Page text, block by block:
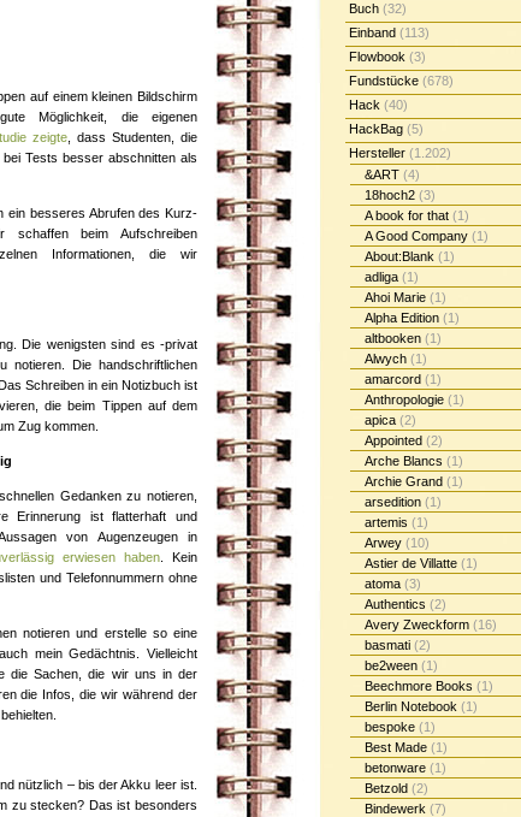
auf einem kleinen Bildschirm
Möglichkeit, die eigenen
zeigte , dass Studenten, die
Tests besser abschnitten als
ein besseres Abrufen des Kurz-
schaffen beim Aufschreiben
Informationen, die wir
Die wenigsten sind es -privat
notieren. Die handschriftlichen
Schreiben in ein Notizbuch ist
die beim Tippen auf dem
Zug kommen.
Gedanken zu notieren,
Erinnerung ist flatterhaft und
von Augenzeugen in
erwiesen haben . Kein
und Telefonnummern ohne
notieren und erstelle so eine
mein Gedächtnis. Vielleicht
die Sachen, die wir uns in der
die Infos, die wir während der
nützlich – bis der Akku leer ist.
zu stecken? Das ist besonders
Buch (32)
Einband (113)
Flowbook (3)
Fundstücke (678)
Hack (40)
HackBag (5)
Hersteller (1.202)
&ART (4)
18hoch2 (3)
A book for that (1)
A Good Company (1)
About:Blank (1)
adliga (1)
Ahoi Marie (1)
Alpha Edition (1)
altbooken (1)
Alwych (1)
amarcord (1)
Anthropologie (1)
apica (2)
Appointed (2)
Arche Blancs (1)
Archie Grand (1)
arsedition (1)
artemis (1)
Arwey (10)
Astier de Villatte (1)
atoma (3)
Authentics (2)
Avery Zweckform (16)
basmati (2)
be2ween (1)
Beechmore Books (1)
Berlin Notebook (1)
bespoke (1)
Best Made (1)
betonware (1)
Betzold (2)
Bindewerk (7)